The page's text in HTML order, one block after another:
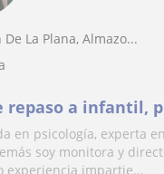
De La Plana, Almazo...
repaso a infantil,
en psicología, experta
soy monitora y
experiencia impartie...